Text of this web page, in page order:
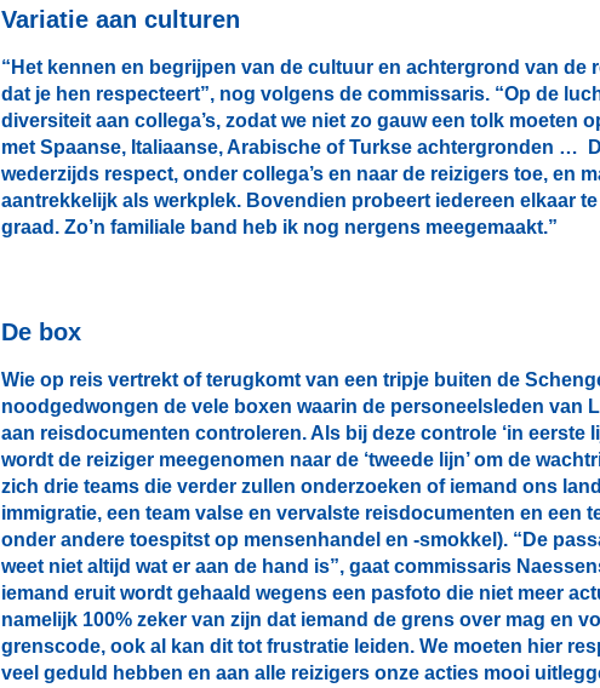
Variatie aan culturen
“Het kennen en begrijpen van de cultuur en achtergrond van de
dat je hen respecteert”, nog volgens de commissaris. “Op de
diversiteit aan collega’s, zodat we niet zo gauw een tolk moeten
met Spaanse, Italiaanse, Arabische of Turkse achtergronden …
wederzijds respect, onder collega’s en naar de reizigers toe, en
aantrekkelijk als werkplek. Bovendien probeert iedereen elkaar
graad. Zo’n familiale band heb ik nog nergens meegemaakt.”
De box
Wie op reis vertrekt of terugkomt van een tripje buiten de
noodgedwongen de vele boxen waarin de personeelsleden van
aan reisdocumenten controleren. Als bij deze controle ‘in eerste
wordt de reiziger meegenomen naar de ‘tweede lijn’ om de
zich drie teams die verder zullen onderzoeken of iemand ons
immigratie, een team valse en vervalste reisdocumenten en een
onder andere toespitst op mensenhandel en -smokkel). “De
weet niet altijd wat er aan de hand is”, gaat commissaris
iemand eruit wordt gehaald wegens een pasfoto die niet meer
namelijk 100% zeker van zijn dat iemand de grens over mag en
grenscode, ook al kan dit tot frustratie leiden. We moeten hier
veel geduld hebben en aan alle reizigers onze acties mooi